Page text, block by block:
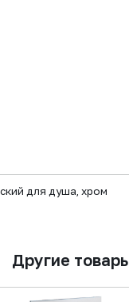
для душа, хром
Другие